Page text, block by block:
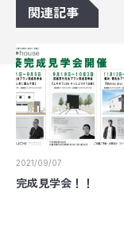
関連記事
2021/09/07
完成見学会！！